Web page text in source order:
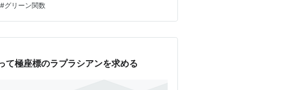
説明文を変更しました。 X(旧Twitter)にてご指摘下
#グリーン関数
極座標のラプラシアンを求める